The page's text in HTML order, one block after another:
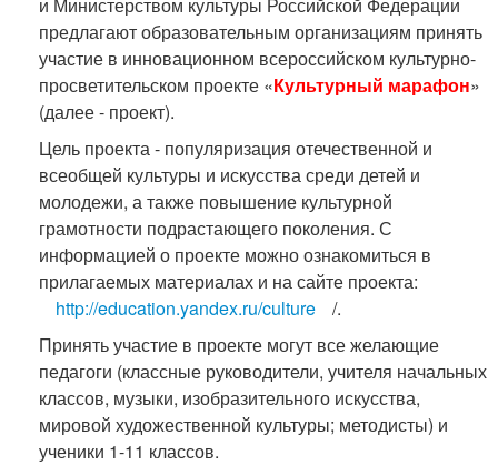
предлагают образовательным организациям принять
участие в инновационном всероссийском культурно-
просветительском проекте «Культурный марафон»
(далее - проект).
Цель проекта - популяризация отечественной и
всеобщей культуры и искусства среди детей и
молодежи, а также повышение культурной
грамотности подрастающего поколения. С
информацией о проекте можно ознакомиться в
прилагаемых материалах и на сайте проекта:
http://education.yandex.ru/culture
/.
Принять участие в проекте могут все желающие
педагоги (классные руководители, учителя начальных
классов, музыки, изобразительного искусства,
мировой художественной культуры; методисты) и
ученики 1-11 классов.